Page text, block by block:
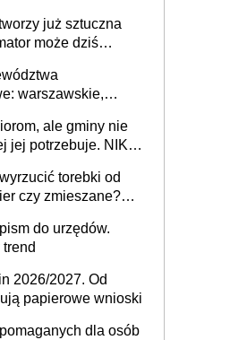
już sztuczna
może dziś
warszawskie,
jednostek
ale gminy nie
jej potrzebuje. NIK
torebki od
czy zmieszane?
do urzędów.
2026/2027. Od
papierowe wnioski
dla osób